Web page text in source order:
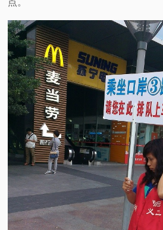
点。